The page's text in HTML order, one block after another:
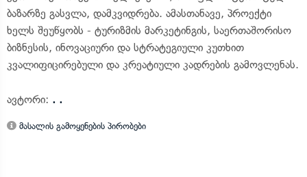
ბაზარზე გასვლა, დამკვიდრება. ამასთანავე, პროექტი
ხელს შეუწყობს - ტურიზმის მარკეტინგის, საერთაშორისო
ბიზნესის, ინოვაციური და სტრატეგიული კუთხით
კვალიფიცირებული და კრეატიული კადრების გამოვლენას.
ავტორი: . .
მასალის გამოყენების პირობები